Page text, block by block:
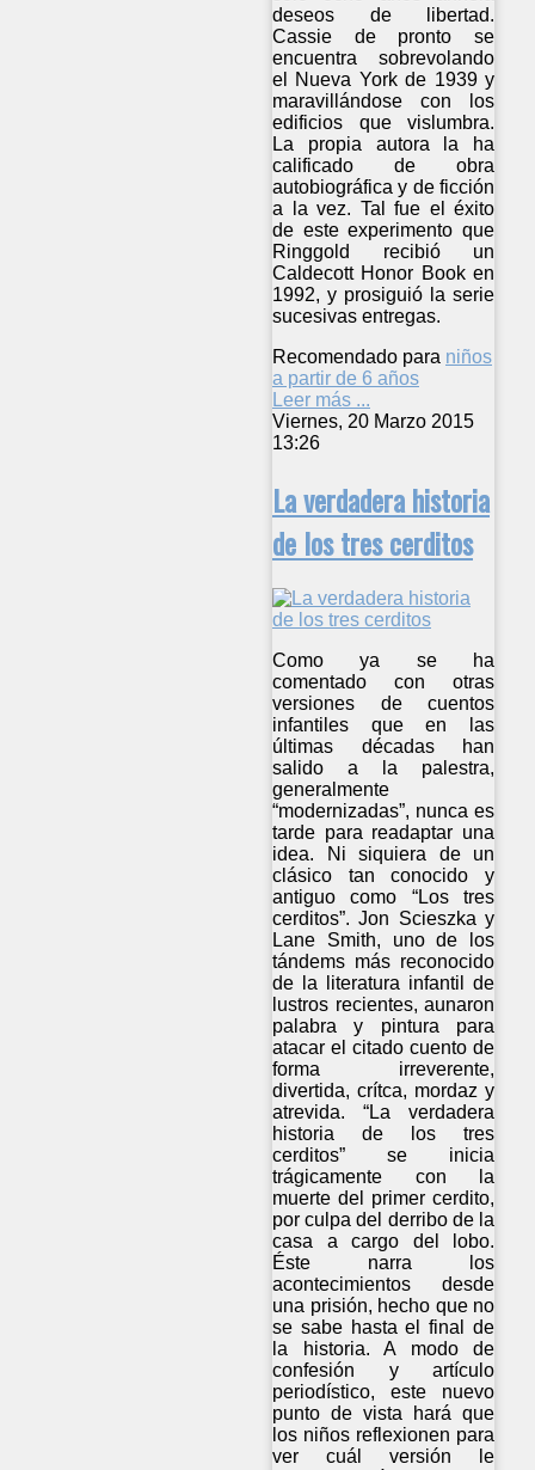
deseos de libertad.
Cassie de pronto se
encuentra sobrevolando
el Nueva York de 1939 y
maravillándose con los
edificios que vislumbra.
La propia autora la ha
calificado de obra
autobiográfica y de ficción
a la vez. Tal fue el éxito
de este experimento que
Ringgold recibió un
Caldecott Honor Book en
1992, y prosiguió la serie
sucesivas entregas.
Recomendado para niños
a partir de 6 años
Leer más ...
Viernes, 20 Marzo 2015
13:26
La verdadera historia
de los tres cerditos
Como ya se ha
comentado con otras
versiones de cuentos
infantiles que en las
últimas décadas han
salido a la palestra,
generalmente
“modernizadas”, nunca es
tarde para readaptar una
idea. Ni siquiera de un
clásico tan conocido y
antiguo como “Los tres
cerditos”. Jon Scieszka y
Lane Smith, uno de los
tándems más reconocido
de la literatura infantil de
lustros recientes, aunaron
palabra y pintura para
atacar el citado cuento de
forma irreverente,
divertida, crítca, mordaz y
atrevida. “La verdadera
historia de los tres
cerditos” se inicia
trágicamente con la
muerte del primer cerdito,
por culpa del derribo de la
casa a cargo del lobo.
Éste narra los
acontecimientos desde
una prisión, hecho que no
se sabe hasta el final de
la historia. A modo de
confesión y artículo
periodístico, este nuevo
punto de vista hará que
los niños reflexionen para
ver cuál versión le